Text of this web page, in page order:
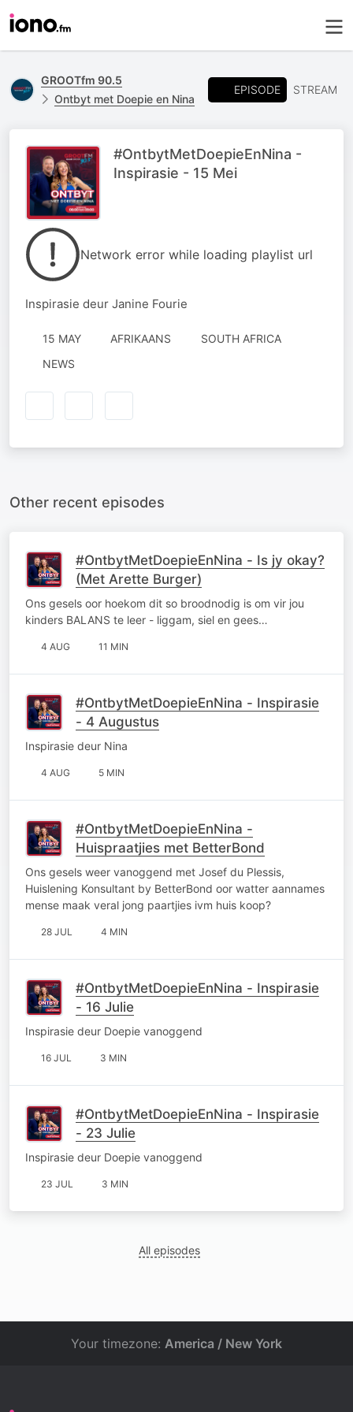
GROOTfm 90.5
Ontbyt met Doepie en Nina
EPISODE STREAM
#OntbytMetDoepieEnNina -
Inspirasie - 15 Mei
Network error while loading playlist url
Inspirasie deur Janine Fourie
15 MAY AFRIKAANS
SOUTH AFRICA
NEWS
Other recent episodes
#OntbytMetDoepieEnNina - Is jy okay?
(Met Arette Burger)
Ons gesels oor hoekom dit so broodnodig is om vir jou
kinders BALANS te leer - liggam, siel en gees…
4 AUG 11 MIN
#OntbytMetDoepieEnNina - Inspirasie
- 4 Augustus
Inspirasie deur Nina
4 AUG 5 MIN
#OntbytMetDoepieEnNina -
Huispraatjies met BetterBond
Ons gesels weer vanoggend met Josef du Plessis,
Huislening Konsultant by BetterBond oor watter aannames
mense maak veral jong paartjies ivm huis koop?
28 JUL 4 MIN
#OntbytMetDoepieEnNina - Inspirasie
- 16 Julie
Inspirasie deur Doepie vanoggend
16 JUL 3 MIN
#OntbytMetDoepieEnNina - Inspirasie
- 23 Julie
Inspirasie deur Doepie vanoggend
23 JUL 3 MIN
All episodes
Your timezone: America / New York